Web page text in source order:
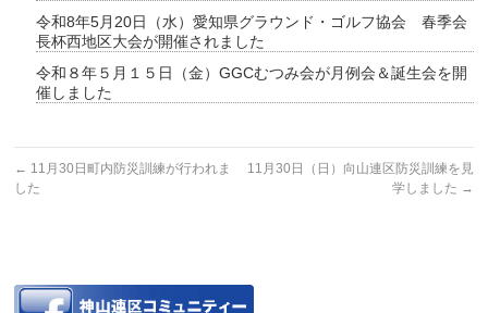
令和8年5月20日（水）愛知県グラウンド・ゴルフ協会 春季会
長杯西地区大会が開催されました
令和８年５月１５日（金）GGCむつみ会が月例会＆誕生会を開
催しました
← 11月30日町内防災訓練が行われま
した
11月30日（日）向山連区防災訓練を見
学しました →